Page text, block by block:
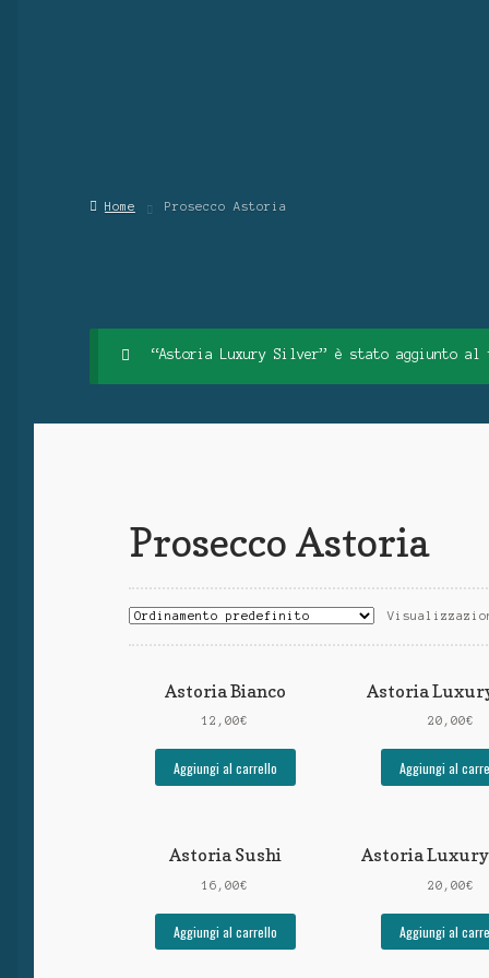
Home Prosecco Astoria
“Astoria Luxury Silver” è stato aggiunto al
Prosecco Astoria
Astoria Bianco
12,00€
Aggiungi al carrello
Astoria
20,00€
Aggiungi al
Astoria Sushi
16,00€
Aggiungi al carrello
Astoria
20,00€
Aggiungi al